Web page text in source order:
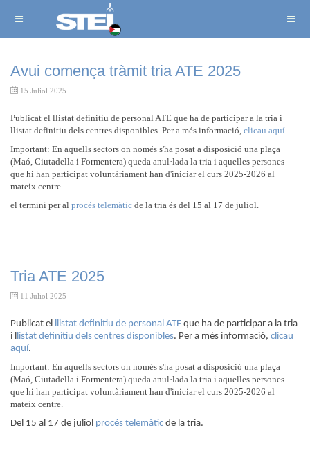
Avui comença tràmit tria ATE 2025
15 Juliol 2025
Publicat el llistat definitiu de personal ATE que ha de participar a la tria i
llistat definitiu dels centres disponibles. Per a més informació, clicau aquí.
Important: En aquells sectors on només s'ha posat a disposició una plaça
(Maó, Ciutadella i Formentera) queda anul·lada la tria i aquelles persones
que hi han participat voluntàriament han d'iniciar el curs 2025-2026 al
mateix centre.
el termini per al procés telemàtic de la tria és del 15 al 17 de juliol.
Tria ATE 2025
11 Juliol 2025
Publicat el llistat definitiu de personal ATE que ha de participar a la tria
i llistat definitiu dels centres disponibles. Per a més informació, clicau
aquí.
Important: En aquells sectors on només s'ha posat a disposició una plaça
(Maó, Ciutadella i Formentera) queda anul·lada la tria i aquelles persones
que hi han participat voluntàriament han d'iniciar el curs 2025-2026 al
mateix centre.
Del 15 al 17 de juliol procés telemàtic de la tria.